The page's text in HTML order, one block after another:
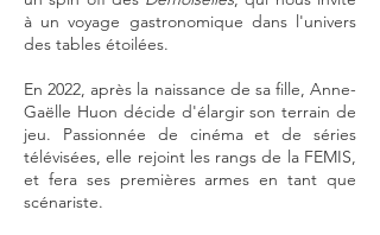
à un voyage gastronomique dans l'univers
des tables étoilées.
En 2022, après la naissance de sa fille, Anne-
Gaëlle Huon décide d'élargir son terrain de
jeu. Passionnée de cinéma et de séries
télévisées, elle rejoint les rangs de la FEMIS,
et fera ses premières armes en tant que
scénariste.